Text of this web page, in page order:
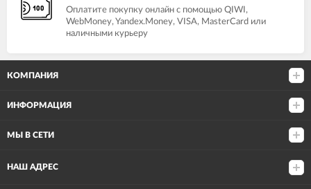
Оплатите покупку онлайн с помощью QIWI,
WebMoney, Yandex.Money, VISA, MasterCard или
наличными курьеру
КОМПАНИЯ
ИНФОРМАЦИЯ
МЫ В СЕТИ
НАШ АДРЕС